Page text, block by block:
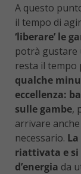
A questo
il tempo di
‘liberare’ le
potrà gustare
resta il tempo
qualche
eccellenza:
sulle gambe,
arrivare
necessario.
riattivata e si
d’energia da